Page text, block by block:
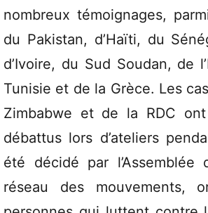
nombreux témoignages,
du Pakistan, d’Haïti, du
d’Ivoire, du Sud Soudan, de
Tunisie et de la Grèce. Les
Zimbabwe et de la RDC
débattus lors d’ateliers
été décidé par l’Assemblée
réseau des mouvements,